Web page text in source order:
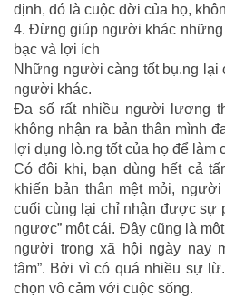
định, đó là cuộc đời của họ,
4. Đừng giúp người khác những
bạc và lợi ích
Những người càng tốt bụ.ng lại
người khác.
Đa số rất nhiều người lương
không nhận ra bản thân mình
lợi dụng lò.ng tốt của họ để làm
Có đôi khi, bạn dùng hết cả
khiến bản thân mệt mỏi,
cuối cùng lại chỉ nhận được sự
ngược” một cái. Đây cũng là
người trong xã hội ngày nay
tâm”. Bởi vì có quá nhiều sự
chọn vô cảm với cuộc sống.